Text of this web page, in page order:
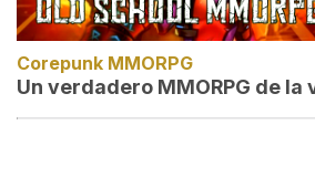
Corepunk MMORPG
Un verdadero MMORPG de